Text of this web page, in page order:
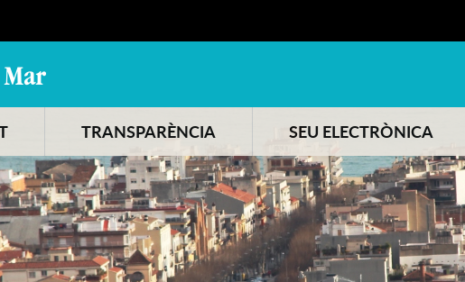
TRANSPARÈNCIA SEU ELECTRÒNICA